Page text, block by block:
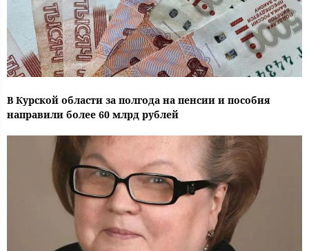
В Курской области за полгода на пенсии и пособия
направили более 60 млрд рублей